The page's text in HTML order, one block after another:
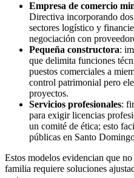
Empresa de comercio
Directiva incorporando
sectores logístico y
negociación con
Pequeña constructora:
que delimita funciones
puestos comerciales a
control patrimonial pero
proyectos.
Servicios profesionales:
para exigir licencias
un comité de ética; esto
públicas en Santo
Estos modelos evidencian que
familia requiere soluciones